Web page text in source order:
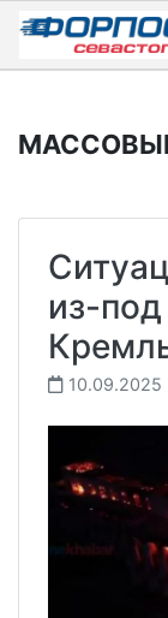
Skip
content
из-
10.09.2025